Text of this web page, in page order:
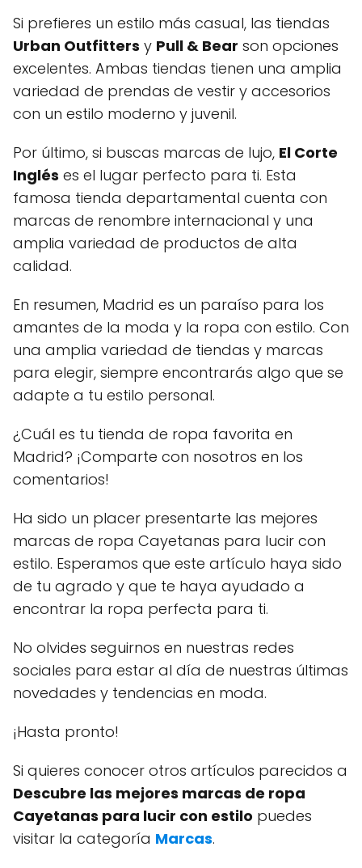
Si prefieres un estilo más casual, las tiendas
Urban Outfitters y Pull & Bear son opciones
excelentes. Ambas tiendas tienen una amplia
variedad de prendas de vestir y accesorios
con un estilo moderno y juvenil.
Por último, si buscas marcas de lujo, El Corte
Inglés es el lugar perfecto para ti. Esta
famosa tienda departamental cuenta con
marcas de renombre internacional y una
amplia variedad de productos de alta
calidad.
En resumen, Madrid es un paraíso para los
amantes de la moda y la ropa con estilo. Con
una amplia variedad de tiendas y marcas
para elegir, siempre encontrarás algo que se
adapte a tu estilo personal.
¿Cuál es tu tienda de ropa favorita en
Madrid? ¡Comparte con nosotros en los
comentarios!
Ha sido un placer presentarte las mejores
marcas de ropa Cayetanas para lucir con
estilo. Esperamos que este artículo haya sido
de tu agrado y que te haya ayudado a
encontrar la ropa perfecta para ti.
No olvides seguirnos en nuestras redes
sociales para estar al día de nuestras últimas
novedades y tendencias en moda.
¡Hasta pronto!
Si quieres conocer otros artículos parecidos a
Descubre las mejores marcas de ropa
Cayetanas para lucir con estilo puedes
visitar la categoría Marcas.